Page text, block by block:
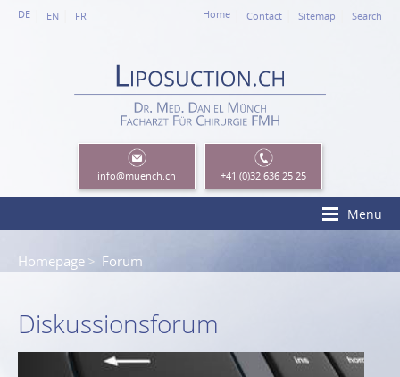
DE EN FR Home Contact Sitemap Search
Menu
Homepage Forum
Diskussionsforum
info@muench.ch +41 (0)32 636 25 25